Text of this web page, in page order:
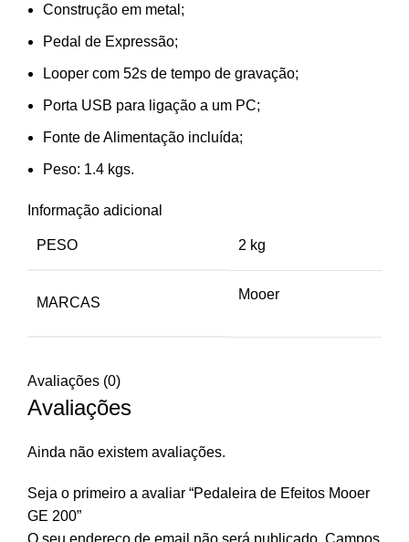
Construção em metal;
Pedal de Expressão;
Looper com 52s de tempo de gravação;
Porta USB para ligação a um PC;
Fonte de Alimentação incluída;
Peso: 1.4 kgs.
Informação adicional
PESO 2 kg
MARCAS
Mooer
Avaliações (0)
Avaliações
Ainda não existem avaliações.
Seja o primeiro a avaliar “Pedaleira de Efeitos Mooer
GE 200”
O seu endereço de email não será publicado. Campos